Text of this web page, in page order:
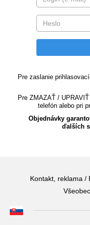
Pre zaslanie
Pre ZMAZAŤ /
telefón alebo pri
Objednávky
ďalších
Kontakt, reklama /